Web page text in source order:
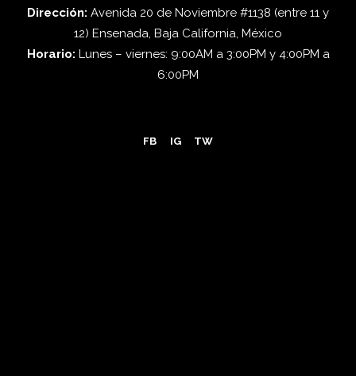
Dirección: Avenida 20 de Noviembre #1138 (entre 11 y
12) Ensenada, Baja California, México
Horario: Lunes – viernes: 9:00AM a 3:00PM y 4:00PM a
6:00PM
FB IG TW